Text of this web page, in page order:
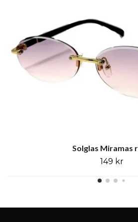
Solglas Miramas
149 kr